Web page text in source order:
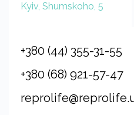
Kyiv, Shumskoho, 5
+380 (44) 355-31-55
+380 (68) 921-57-47